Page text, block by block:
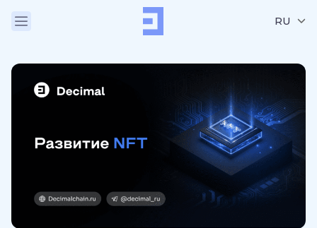
RU